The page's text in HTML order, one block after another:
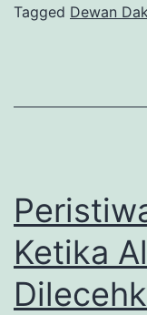
Tagged Dewan
Ketika